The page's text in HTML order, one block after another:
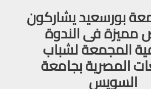
بورسعيد يشاركون
مميزة فى الندوة
المجمعة لشباب
المصرية بجامعة
السويس